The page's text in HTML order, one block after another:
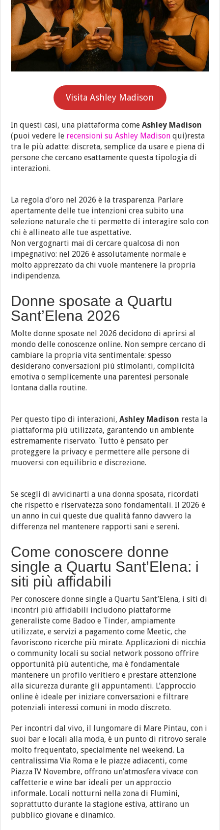
Visita Ashley Madison
In questi casi, una piattaforma comeAshley Madison
(puoi vedere le recensioni su Ashley Madison qui)resta
tra le più adatte: discreta, semplice da usare e piena di
persone che cercano esattamente questa tipologia di
interazioni.
La regola d’oro nel 2026 è la trasparenza. Parlare
apertamente delle tue intenzioni crea subito una
selezione naturale che ti permette di interagire solo con
chi è allineato alle tue aspettative.
Non vergognarti mai di cercare qualcosa di non
impegnativo: nel 2026 è assolutamente normale e
molto apprezzato da chi vuole mantenere la propria
indipendenza.
Donne sposate a Quartu
Sant’Elena 2026
Molte donne sposate nel 2026 decidono di aprirsi al
mondo delle conoscenze online. Non sempre cercano di
cambiare la propria vita sentimentale: spesso
desiderano conversazioni più stimolanti, complicità
emotiva o semplicemente una parentesi personale
lontana dalla routine.
Per questo tipo di interazioni,Ashley Madison resta la
piattaforma più utilizzata, garantendo un ambiente
estremamente riservato. Tutto è pensato per
proteggere la privacy e permettere alle persone di
muoversi con equilibrio e discrezione.
Se scegli di avvicinarti a una donna sposata, ricordati
che rispetto e riservatezza sono fondamentali. Il 2026 è
un anno in cui queste due qualità fanno davvero la
differenza nel mantenere rapporti sani e sereni.
Come conoscere donne
single a Quartu Sant’Elena: i
siti più affidabili
Per conoscere donne single a Quartu Sant’Elena, i siti di
incontri più affidabili includono piattaforme
generaliste come Badoo e Tinder, ampiamente
utilizzate, e servizi a pagamento come Meetic, che
favoriscono ricerche più mirate. Applicazioni di nicchia
o community locali su social network possono offrire
opportunità più autentiche, ma è fondamentale
mantenere un profilo veritiero e prestare attenzione
alla sicurezza durante gli appuntamenti. L’approccio
online è ideale per iniziare conversazioni e filtrare
potenziali interessi comuni in modo discreto.
Per incontri dal vivo, il lungomare di Mare Pintau, con i
suoi bar e locali alla moda, è un punto di ritrovo serale
molto frequentato, specialmente nel weekend. La
centralissima Via Roma e le piazze adiacenti, come
Piazza IV Novembre, offrono un’atmosfera vivace con
caffetterie e wine bar ideali per un approccio
informale. Locali notturni nella zona di Flumini,
soprattutto durante la stagione estiva, attirano un
pubblico giovane e dinamico.